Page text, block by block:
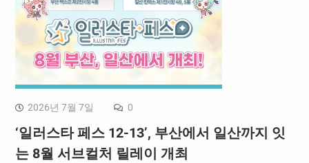
2026년 7월 7일 0
‘일러스타 페스 12-13’, 부산에서 일산까지 잇
는 8월 서브컬처 릴레이 개최